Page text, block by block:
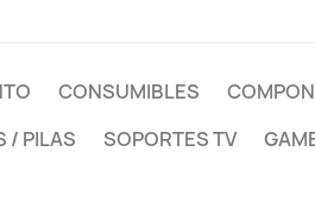
CONSUMIBLES
/ PILAS
SOPORTES TV